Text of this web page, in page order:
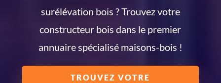
surélévation bois ? Trouvez votre
constructeur bois dans le premier
annuaire spécialisé maisons-bois !
TROUVEZ VOTRE